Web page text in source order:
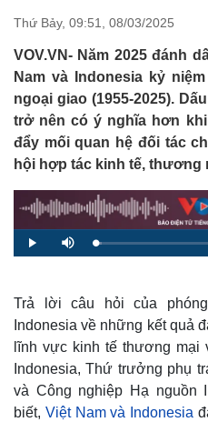
Thứ Bảy, 09:51, 08/03/2025
VOV.VN- Năm 2025 đánh
Nam và Indonesia kỷ
ngoại giao (1955-2025).
trở nên có ý nghĩa hơn
đẩy mối quan hệ đối tác
hội hợp tác kinh tế, thương
P
l
M
u
L
o
4
%
Trả lời câu hỏi của
Indonesia về những kết quả
lĩnh vực kinh tế thương
Indonesia, Thứ trưởng phụ
và Công nghiệp Hạ nguồn
biết, Việt Nam và Indonesia